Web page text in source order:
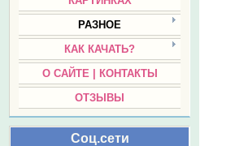
РАЗНОЕ
КАК КАЧАТЬ?
О САЙТЕ | КОНТАКТЫ
ОТЗЫВЫ
Соц.сети